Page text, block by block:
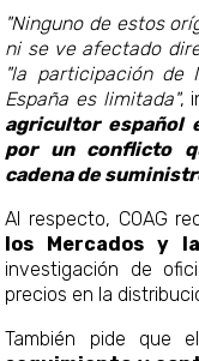
"Ninguno de estos
ni se ve afectado
"la participación de
España es limitada",
agricultor español
por un conflicto
cadena de
Al respecto, COAG
los Mercados y
investigación de
precios en la
También pide que